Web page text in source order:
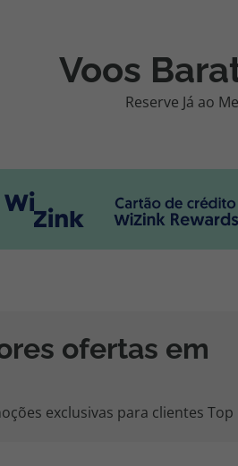
Voos
Reserve Já ao
ofertas em
exclusivas para clientes Top